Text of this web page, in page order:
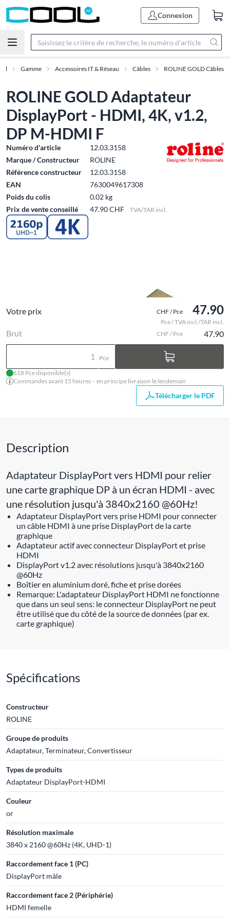
Connexion
Gamme Accessoires IT & Réseau Câbles ROLINE GOLD Câbles
ROLINE GOLD Adaptateur
DisplayPort - HDMI, 4K, v1.2,
DP M-HDMI F
Numéro d'article
12.03.3158
Marque / Constructeur
ROLINE
Référence constructeur
12.03.3158
EAN
7630049617308
Poids du colis
0.02 kg
Prix de vente conseillé
47.90 CHF TVA/TAR incl.
Votre prix CHF / Pce 47.90
Pce / TVA incl./TAR incl.
Brut CHF / Pce 47.90
Pce
618 Pce disponible(s)
Commandes avant 15 heures – en principe livraison le lendemain
Télécharger le PDF
Description
Adaptateur DisplayPort vers HDMI pour relier
une carte graphique DP à un écran HDMI - avec
une résolution jusqu'à 3840x2160 @60Hz!
Adaptateur DisplayPort vers prise HDMI pour connecter
un câble HDMI à une prise DisplayPort de la carte
graphique
Adaptateur actif avec connecteur DisplayPort et prise
HDMI
DisplayPort v1.2 avec résolutions jusqu'à 3840x2160
@60Hz
Boîtier en aluminium doré, fiche et prise dorées
Remarque: L'adaptateur DisplayPort HDMI ne fonctionne
que dans un seul sens: le connecteur DisplayPort ne peut
être utilisé que du côté de la source de données (par ex.
carte graphique)
Spécifications
Constructeur
ROLINE
Groupe de produits
Adaptateur, Terminateur, Convertisseur
Types de produits
Adaptateur DisplayPort-HDMI
Couleur
or
Résolution maximale
3840 x 2160 @60Hz (4K, UHD-1)
Raccordement face 1 (PC)
DisplayPort mâle
Raccordement face 2 (Périphérie)
HDMI femelle